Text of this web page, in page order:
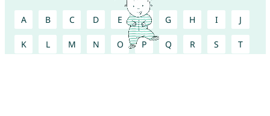
A B C D E F G H I J
K L M N O P Q R S T